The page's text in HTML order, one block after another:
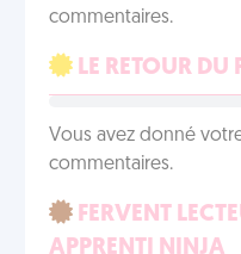
commentaires.
LE RETOUR DU
Vous avez donné
commentaires.
FERVENT
APPRENTI NINJA